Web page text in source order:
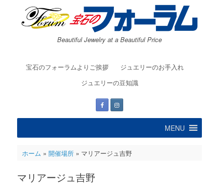
Beautiful Jewelry at a Beautiful Price
宝石のフォーラムよりご挨拶
ジュエリーのお手入れ
ジュエリーの豆知識
MENU
ホーム » 開催場所» マリアージュ吉野
マリアージュ吉野